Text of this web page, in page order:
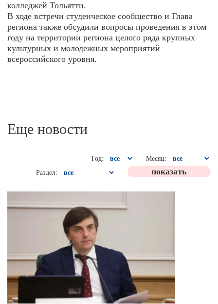
колледжей Тольятти.
В ходе встречи студенческое сообщество и Глава
региона также обсудили вопросы проведения в этом
году на территории региона целого ряда крупных
культурных и молодежных мероприятий
всероссийского уровня.
Еще новости
Год:
Месяц:
Раздел: